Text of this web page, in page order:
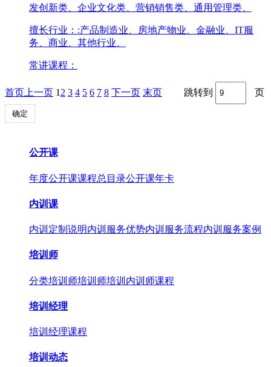
发创新类、企业文化类、营销销售类、通用管理类、
擅长行业： :产品制造业、房地产物业、金融业、IT服
务、商业、其他行业、
常讲课程：
首页 上一页 1 2 3 4 5 6 7 8 下一页 末页 跳转到 页
确定
公开课
年度公开课课程总目录公开课年卡
内训课
内训定制说明内训服务优势内训服务流程内训服务案例
培训师
分类培训师培训师培训 内训师课程
培训经理
培训经理课程
培训动态